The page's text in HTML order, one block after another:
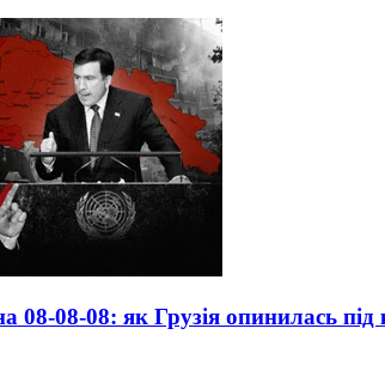
08-08-08: як Грузія опинилась